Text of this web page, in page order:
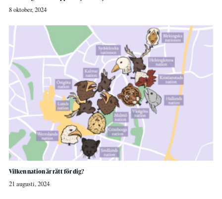
8 oktober, 2024
Vilken nation är rätt för dig?
21 augusti, 2024